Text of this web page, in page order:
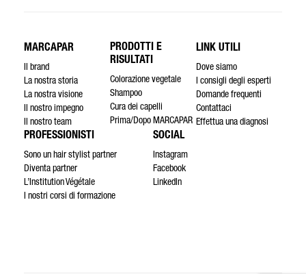
MARCAPAR
Il brand
La nostra storia
La nostra visione
Il nostro impegno
Il nostro team
PRODOTTI E
RISULTATI
Colorazione vegetale
Shampoo
Cura dei capelli
Prima/Dopo MARCAPAR
LINK UTILI
Dove siamo
I consigli degli esperti
Domande frequenti
Contattaci
Effettua una diagnosi
PROFESSIONISTI
Sono un hair stylist partner
Diventa partner
L’Institution Végétale
I nostri corsi di formazione
SOCIAL
Instagram
Facebook
LinkedIn